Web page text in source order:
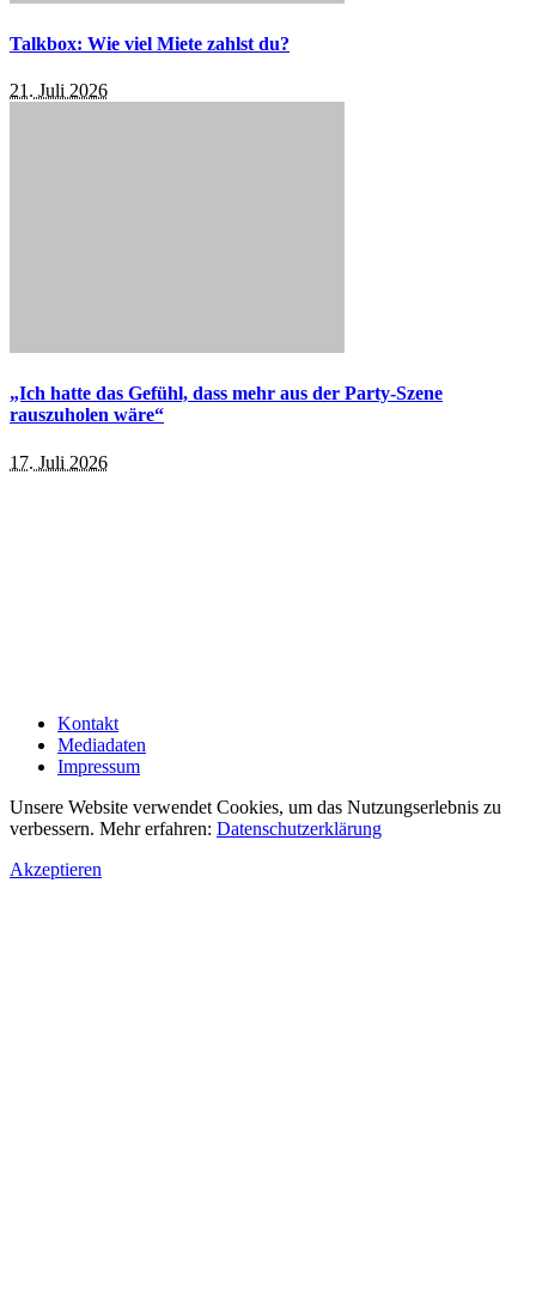
Talkbox: Wie viel Miete zahlst du?
21. Juli 2026
„Ich hatte das Gefühl, dass mehr aus der Party-Szene
rauszuholen wäre“
17. Juli 2026
Kontakt
Mediadaten
Impressum
Unsere Website verwendet Cookies, um das Nutzungserlebnis zu
verbessern. Mehr erfahren: Datenschutzerklärung
Akzeptieren